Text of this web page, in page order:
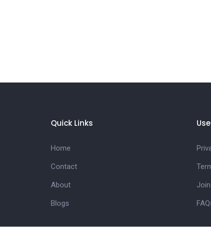
Quick Links
Home
Contact
About
Blogs